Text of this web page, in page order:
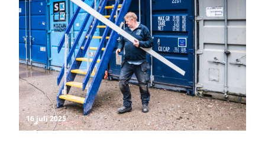
16 juli 2025